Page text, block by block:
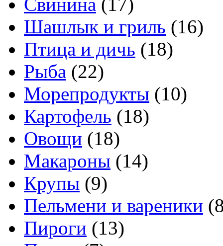
Шашлык и гриль (16)
Птица и дичь (18)
Рыба (22)
Морепродукты (10)
Картофель (18)
Овощи (18)
Макароны (14)
Крупы (9)
Пельмени и вареники
Пироги (13)